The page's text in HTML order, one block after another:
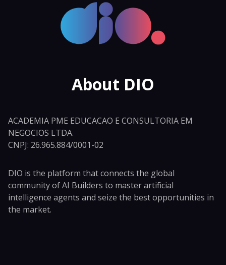
About DIO
ACADEMIA PME EDUCACAO E CONSULTORIA EM
NEGOCIOS LTDA.
CNPJ: 26.965.884/0001-02
DIO is the platform that connects the global
community of AI Builders to master artificial
intelligence agents and seize the best opportunities in
the market.